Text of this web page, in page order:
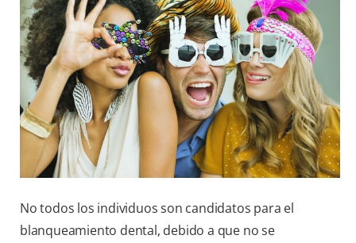
PARA PROFESIONALES
CUPONES
EC (ES)
SUSCRÍBETE
No todos los individuos son candidatos para el
blanqueamiento dental, debido a que no se